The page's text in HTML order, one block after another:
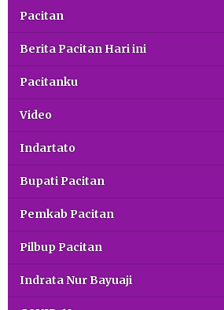
Pacitan
Berita Pacitan Hari ini
Pacitanku
Video
Indartato
Bupati Pacitan
Pemkab Pacitan
Pilbup Pacitan
Indrata Nur Bayuaji